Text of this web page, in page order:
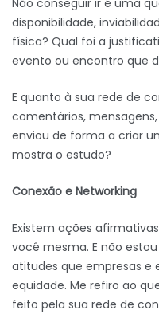
Não conseguir ir é uma
disponibilidade,
física? Qual foi a
evento ou encontro que
E quanto à sua rede de
comentários,
enviou de forma a criar
mostra o estudo?
Conexão e Networking
Existem ações
você mesma. E não
atitudes que empresas e
equidade. Me refiro ao
feito pela sua rede de